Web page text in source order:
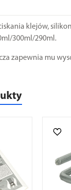
klejów,
300ml/290ml.
zapewnia mu